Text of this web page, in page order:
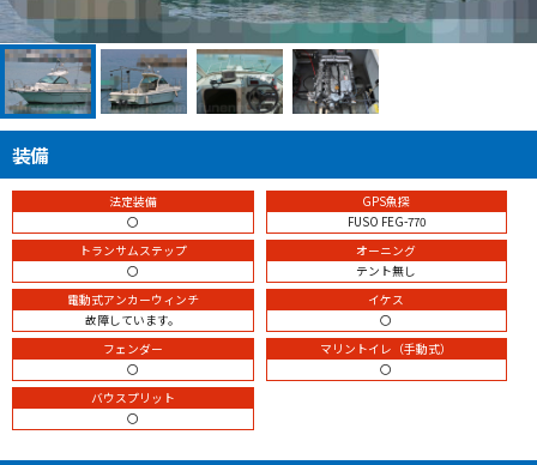
装備
法定装備
〇
GPS魚探
FUSO FEG-770
トランサムステップ
〇
オーニング
テント無し
電動式アンカーウィンチ
故障しています。
イケス
〇
フェンダー
〇
マリントイレ（手動式）
〇
バウスプリット
〇